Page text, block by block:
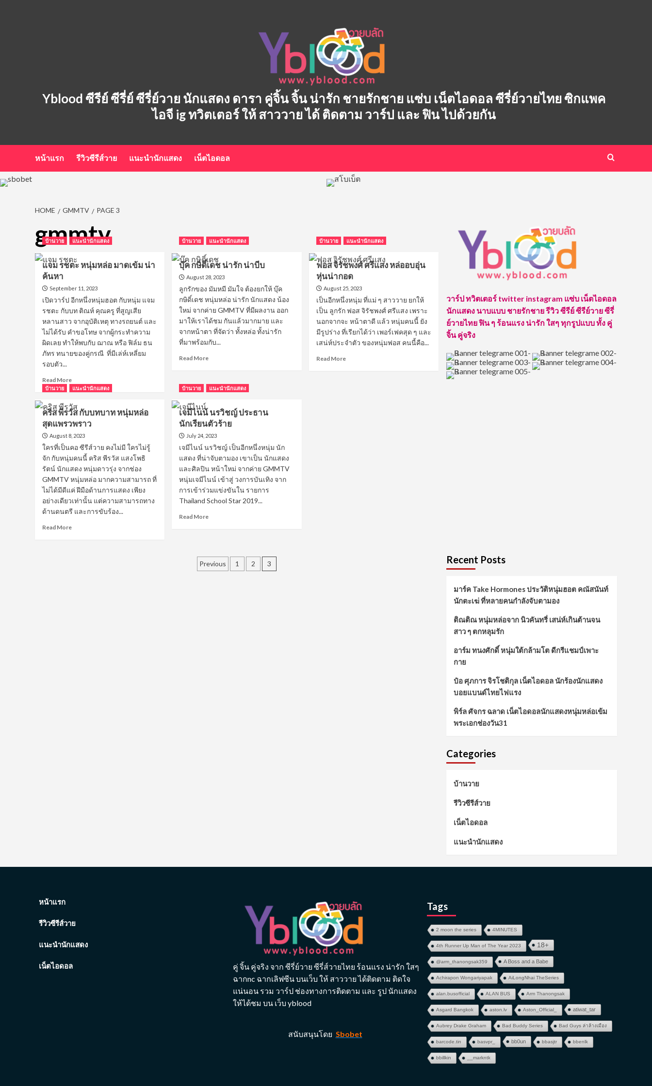
Yblood ซีรีย์ ซีรี่ย์ ซีรี่ย์วาย นักแสดง ดารา คู่จิ้น จิ้น น่ารัก ชายรักชาย แซ่บ เน็ตไอดอล ซีรี่ย์วายไทย ซิกแพค
ไอจี ig ทวิตเตอร์ ให้ สาววาย ได้ ติดตาม วาร์ป และ ฟิน ไปด้วยกัน
หน้าแรก รีวิวซีรีส์วาย แนะนำนักแสดง เน็ตไอดอล
HOME GMMTV PAGE 3
gmmtv
บ้านวาย แนะนำนักแสดง
แจม รชตะ หนุ่มหล่อ มาดเข้ม น่า
ค้นหา
September 11, 2023
เปิดวาร์ป อีกหนึ่งหนุ่มฮอต กับหนุ่ม แจม
รชตะ กับบท ติณห์ คุณครู ที่สูญเสีย
หลานสาว จากอุบัติเหตุ ทางรถยนต์ และ
ไม่ได้รับ คำขอโทษ จากผู้กระทำความ
ผิดเลย ทำให้พบกับ ฌาณ หรือ ฟิล์ม ธน
ภัทร ทนายของคู่กรณี ที่มีเล่ห์เหลี่ยม
รอบตัว...
Read MoreRead
more
แจม
รชตะ
หนุ่ม
หล่อ
มาด
เข้ม
น่า
ค้นหา
บ้านวาย แนะนำนักแสดง
บุ๊ค กษิดิ์เดช น่ารัก น่าบีบ
August 28, 2023
ลูกรักของ มัมหมี มัมใจ ต้องยกให้ บุ๊ค
กษิดิ์เดช หนุ่มหล่อ น่ารัก นักแสดง น้อง
ใหม่ จากค่าย GMMTV ที่มีผลงาน ออก
มาให้เราได้ชม กันแล้วมากมาย และ
จากหน้าตา ที่จัดว่า ทั้งหล่อ ทั้งน่ารัก
ที่มาพร้อมกับ...
Read MoreRead
บุ๊ค
กษิดิ์
น่า
รัก
บีบ
บ้านวาย แนะนำนักแสดง
ฟอส จิรัชพงศ์ ศรีแสง หล่ออบอุ่น
หุ่นน่ากอด
August 25, 2023
เป็นอีกหนึ่งหนุ่ม ที่แม่ ๆ สาววาย ยกให้
เป็น ลูกรัก ฟอส จิรัชพงศ์ ศรีแสง เพราะ
นอกจากจะ หน้าตาดี แล้ว หนุ่มคนนี้ ยัง
มีรูปร่าง ที่เรียกได้ว่า เพอร์เฟคสุด ๆ และ
เสน่ห์ประจำตัว ของหนุ่มฟอส คนนี้คือ...
Read MoreRead
บ้านวาย แนะนำนักแสดง
คริส พีรวัส กับบทบาท หนุ่มหล่อ
สุดแพรวพราว
August 8, 2023
ใครที่เป็นคอ ซีรีส์วาย คงไม่มี ใครไม่รู้
จัก กับหนุ่มคนนี้ คริส พีรวัส แสงโพธิ
รัตน์ นักแสดง หนุ่มดาวรุ่ง จากช่อง
GMMTV หนุ่มหล่อ มากความสามารถ ที่
ไม่ได้มีดีแค่ ฝีมือด้านการแสดง เพียง
อย่างเดียวเท่านั้น แต่ความสามารถทาง
ด้านดนตรี และการขับร้อง...
Read MoreRead
บ้านวาย แนะนำนักแสดง
เจมีไนน์ นรวิชญ์ ประธาน
นักเรียนตัวร้าย
July 24, 2023
เจมีไนน์ นรวิชญ์ เป็นอีกหนึ่งหนุ่ม นัก
แสดง ที่น่าจับตามอง เขาเป็น นักแสดง
และศิลปิน หน้าใหม่ จากค่าย GMMTV
หนุ่มเจมีไนน์ เข้าสู่ วงการบันเทิง จาก
การเข้าร่วมแข่งขันใน รายการ
Thailand School Star 2019...
Read MoreRead
ไนน์
นร
Posts
Previous 1 2 3
วาร์ป ทวิตเตอร์ twitter instagram แซ่บ เน็ตไอดอล
นักแสดง นาบแบบ ชายรักชาย รีวิว ซีรีย์ ซีรีย์วาย ซีรี่
ย์วายไทย ฟิน ๆ ร้อนแรง น่ารัก ใสๆ ทุกรูปแบบ ทั้ง คู่
จิ้น คู่จริง
Recent Posts
มาร์ค Take Hormones ประวัติหนุ่มฮอต คณัสนันท์
นักตะเฆ่ ที่หลายคนกำลังจับตามอง
ติณติณ หนุ่มหล่อจาก นิวคันทรี่ เสน่ห์เกินต้านจน
สาว ๆ ตกหลุมรัก
อาร์ม ทนงศักดิ์ หนุ่มใต้กล้ามโต ดีกรีแชมป์เพาะ
กาย
ป๋อ ศุภการ จิรโชติกุล เน็ตไอดอล นักร้องนักแสดง
บอยแบนด์ไทยไฟแรง
พิร์ล ศัจกร ฉลาด เน็ตไอดอลนักแสดงหนุ่มหล่อเข้ม
พระเอกช่องวัน31
Categories
บ้านวาย
รีวิวซีรีส์วาย
เน็ตไอดอล
แนะนำนักแสดง
หน้าแรก
รีวิวซีรีส์วาย
แนะนำนักแสดง
เน็ตไอดอล
คู่ จิ้น คู่จริง จาก ซีรี่ย์วาย ซีรี่ส์วายไทย ร้อนแรง น่ารัก ใสๆ
ฉากnc ฉากเลิฟซีน บนเว็บ ให้ สาววาย ได้ติดตาม ติดใจ
แน่นอน รวม วาร์ป ช่องทางการติดตาม และ รูป นักแสดง
ให้ได้ชม บน เว็บ yblood
สนับสนุนโดย Sbobet
Tags
2 moon the series 4MINUTES
4th Runner Up Man of The Year 2023 18+
@arm_thanongsak359 A Boss and a Babe
Achirapon Wongariyapak AiLongNhai TheSeries
alan.busofficial ALAN BUS Arm Thanongsak
Asgard Bangkok aston.lv Aston_Official_ atiwat_tar
Aubrey Drake Graham Bad Buddy Series Bad Guys ล่าล้างเมือง
barcode.tin basvpr_ bb0un bbasjtr bbenlk
bbillkin __markntk